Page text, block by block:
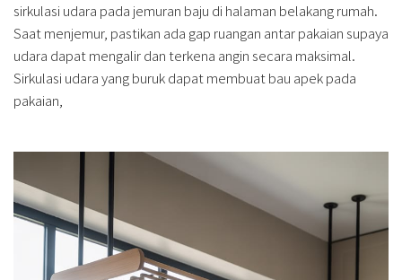
sirkulasi udara pada jemuran baju di halaman belakang rumah.
Saat menjemur, pastikan ada gap ruangan antar pakaian supaya
udara dapat mengalir dan terkena angin secara maksimal.
Sirkulasi udara yang buruk dapat membuat bau apek pada
pakaian,